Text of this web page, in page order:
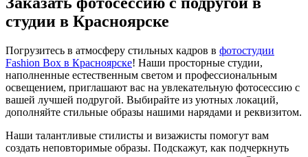
студии в Красноярске
Погрузитесь в атмосферу стильных кадров в фотостудии
Fashion Box в Красноярске! Наши просторные студии,
наполненные естественным светом и профессиональным
освещением, приглашают вас на увлекательную фотосессию с
вашей лучшей подругой. Выбирайте из уютных локаций,
дополняйте стильные образы нашими нарядами и реквизитом.
Наши талантливые стилисты и визажисты помогут вам
создать неповторимые образы. Подскажут, как подчеркнуть